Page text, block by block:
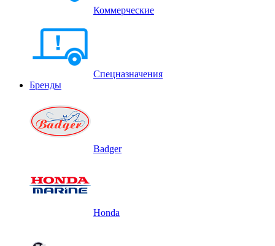
Коммерческие
Спецназначения
Бренды
Badger
Honda